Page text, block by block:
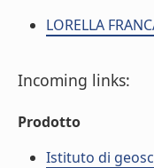
LORELLA
Incoming links:
Prodotto
Istituto di